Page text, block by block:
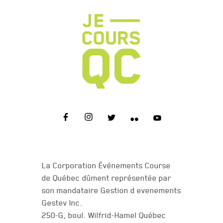
La Corporation Événements Course
de Québec dûment représentée par
son mandataire Gestion d evenements
Gestev Inc.
250-G, boul. Wilfrid-Hamel Québec